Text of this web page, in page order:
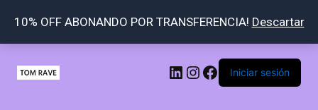
10% OFF ABONANDO POR TRANSFERENCIA! Descartar
LinkedIn
Instagram
Facebook
Iniciar sesión